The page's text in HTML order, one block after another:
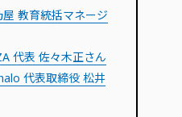
教育統括マネージ
代表 佐々木正さん
代表取締役 松井